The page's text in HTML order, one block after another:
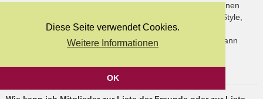
Diese Seite verwendet Cookies.
Weitere Informationen
OK
aufgelistet. Du siehst dort deren Onlinestatus und kannst ihnen
schnell eine Private Nachricht senden. Abhängig von dem Style,
den du verwendest, können Beiträge deiner Freunde auch
hervorgehoben sein. Wenn du einen Benutzer ignorierst, dann